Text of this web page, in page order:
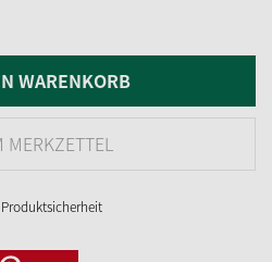
WARENKORB
MERKZETTEL
Produktsicherheit